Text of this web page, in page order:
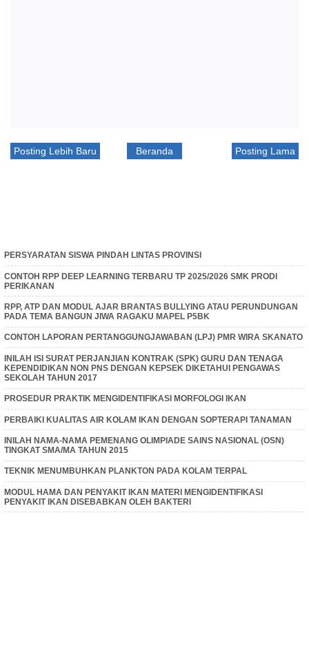
Posting Lebih Baru Posting Lama
Beranda
PERSYARATAN SISWA PINDAH LINTAS PROVINSI
CONTOH RPP DEEP LEARNING TERBARU TP 2025/2026 SMK PRODI
PERIKANAN
RPP, ATP DAN MODUL AJAR BRANTAS BULLYING ATAU PERUNDUNGAN
PADA TEMA BANGUN JIWA RAGAKU MAPEL P5BK
CONTOH LAPORAN PERTANGGUNGJAWABAN (LPJ) PMR WIRA SKANATO
INILAH ISI SURAT PERJANJIAN KONTRAK (SPK) GURU DAN TENAGA
KEPENDIDIKAN NON PNS DENGAN KEPSEK DIKETAHUI PENGAWAS
SEKOLAH TAHUN 2017
PROSEDUR PRAKTIK MENGIDENTIFIKASI MORFOLOGI IKAN
PERBAIKI KUALITAS AIR KOLAM IKAN DENGAN SOPTERAPI TANAMAN
INILAH NAMA-NAMA PEMENANG OLIMPIADE SAINS NASIONAL (OSN)
TINGKAT SMA/MA TAHUN 2015
TEKNIK MENUMBUHKAN PLANKTON PADA KOLAM TERPAL
MODUL HAMA DAN PENYAKIT IKAN MATERI MENGIDENTIFIKASI
PENYAKIT IKAN DISEBABKAN OLEH BAKTERI